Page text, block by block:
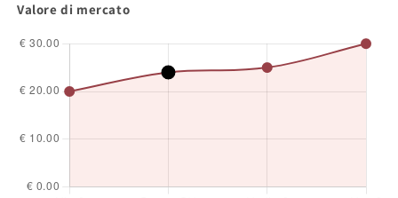
Valore di mercato